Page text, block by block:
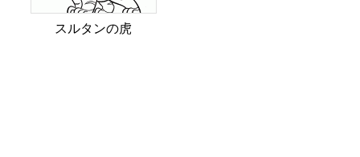
スルタンの虎